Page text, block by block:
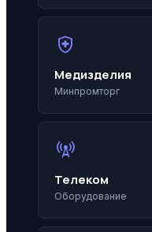
health_and_safety
Медизделия
Минпромторг
cell_tower
Телеком
Оборудование